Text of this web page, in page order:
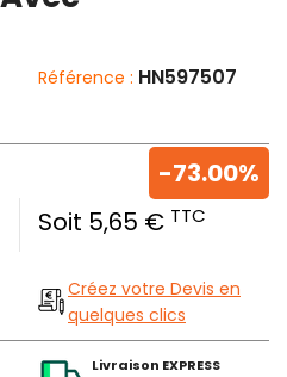
Référence : HN597507
Soit 5,65 € TTC
-73.00%
Créez votre Devis en
quelques clics
Livraison EXPRESS